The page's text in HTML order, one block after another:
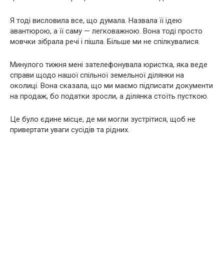
Я тоді висловила все, що думала. Назвала її ідею
авантюрою, а її саму — легковажною. Вона тоді просто
мовчки зібрала речі і пішла. Більше ми не спілкувалися.
Минулого тижня мені зателефонувала юристка, яка веде
справи щодо нашої спільної земельної ділянки на
околиці. Вона сказала, що ми маємо підписати документи
на продаж, бо податки зросли, а ділянка стоїть пусткою.
Це було єдине місце, де ми могли зустрітися, щоб не
привертати уваги сусідів та рідних.